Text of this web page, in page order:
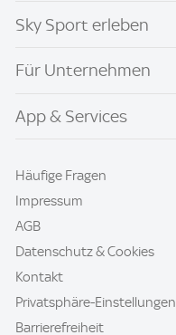
Sky Sport erleben
Für Unternehmen
App & Services
Häufige Fragen
Impressum
AGB
Datenschutz & Cookies
Kontakt
Privatsphäre-Einstellungen
Barrierefreiheit